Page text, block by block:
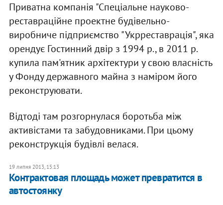
Приватна компанія "Спеціальне науково-
реставраційне проектне будівельно-
виробниче підприємство "Укрреставрація", яка
орендує Гостинний двір з 1994 р., в 2011 р.
купила пам'ятник архітектури у свою власність
у Фонду державного майна з наміром його
реконструювати.
Відтоді там розгорнулася боротьба між
активістами та забудовниками. При цьому
реконструкція будівлі велася.
19 липня 2013, 15:13
Контрактовая площадь может превратится в
автостоянку